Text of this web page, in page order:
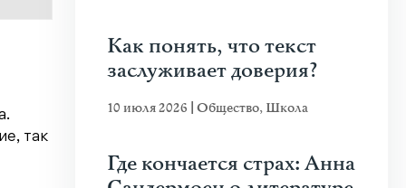
так
Как понять, что текст
заслуживает доверия?
10 июля 2026 Общество, Школа
Где кончается страх: Анна